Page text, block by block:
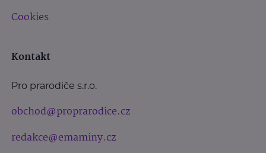
Cookies
Kontakt
Pro prarodiče s.r.o.
obchod@proprarodice.cz
redakce@emaminy.cz